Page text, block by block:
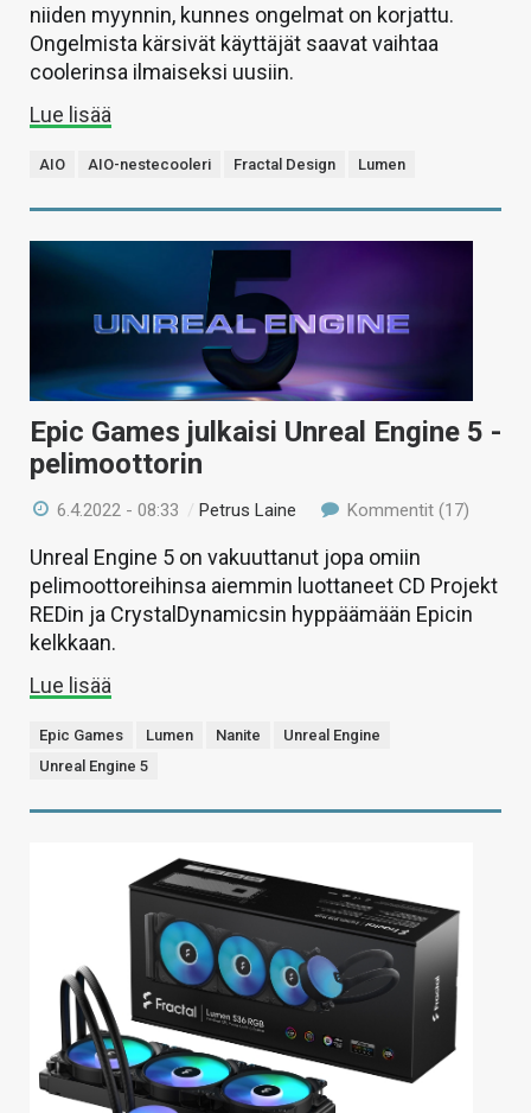
niiden myynnin, kunnes ongelmat on korjattu.
Ongelmista kärsivät käyttäjät saavat vaihtaa
coolerinsa ilmaiseksi uusiin.
Lue lisää
AIO AIO-nestecooleri Fractal Design Lumen
Epic Games julkaisi Unreal Engine 5 -
pelimoottorin
6.4.2022 - 08:33 /Petrus Laine Kommentit (17)
Unreal Engine 5 on vakuuttanut jopa omiin
pelimoottoreihinsa aiemmin luottaneet CD Projekt
REDin ja CrystalDynamicsin hyppäämään Epicin
kelkkaan.
Lue lisää
Epic Games Lumen Nanite
Unreal Engine
Unreal Engine 5